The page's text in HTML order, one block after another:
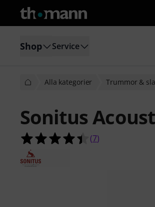
Shop Service
Alla kategorier Trummor &
Sonitus
4.4 av 5 stjärnor
(7)